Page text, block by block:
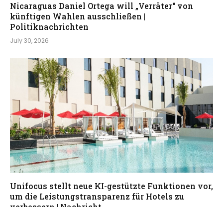
Nicaraguas Daniel Ortega will „Verräter“ von
künftigen Wahlen ausschließen |
Politiknachrichten
July 30, 2026
Unifocus stellt neue KI-gestützte Funktionen vor,
um die Leistungstransparenz für Hotels zu